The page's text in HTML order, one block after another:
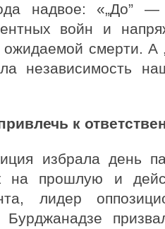
надвое: «„До”
войн и
ожидаемой смерти. А
независимость
к
избрала день
на прошлую и
лидер